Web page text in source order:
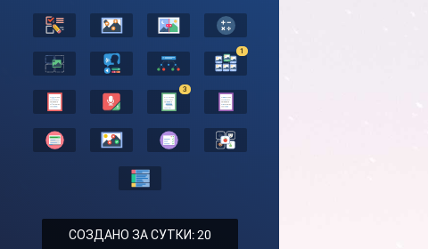
1
3
СОЗДАНО ЗА СУТКИ: 20